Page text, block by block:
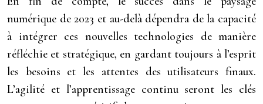
numérique de 2023 et au-delà dépendra de la capacité
à intégrer ces nouvelles technologies de manière
réfléchie et stratégique, en gardant toujours à l’esprit
les besoins et les attentes des utilisateurs finaux.
L’agilité et l’apprentissage continu seront les clés